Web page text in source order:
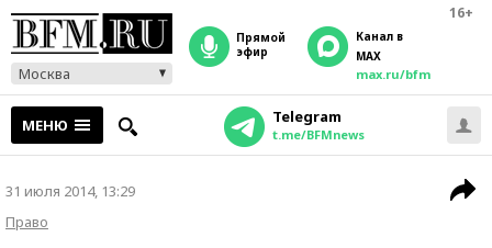
16+
Москва
прямой
эфир
Канал в
MAX
max.ru/bfm
МЕНЮ Telegram
t.me/BFMnews
31 июля 2014, 13:29
Право